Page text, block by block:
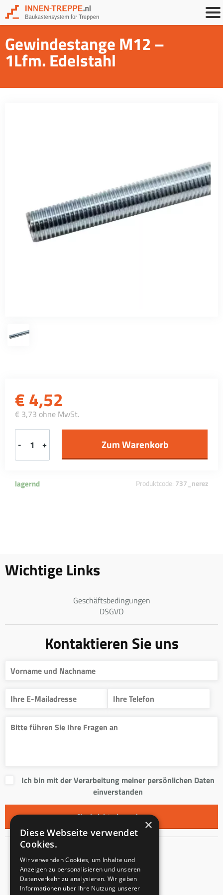
Gewindestange M12 –
1Lfm. Edelstahl
€ 4,52
€ 3,73 ohne MwSt.
- +
lagernd Produktcode: 737_nerez
Wichtige Links
Geschäftsbedingungen
DSGVO
Kontaktieren Sie uns
Ich bin mit der Verarbeitung meiner persönlichen Daten
einverstanden
Kontakt
Innentreppen s.r.o.
Mladoňovice 65
×
Diese Webseite verwendet
Cookies.
Wir verwenden Cookies, um Inhalte und
Anzeigen zu personalisieren und unseren
Datenverkehr zu analysieren. Wir geben
Informationen über Ihre Nutzung unserer